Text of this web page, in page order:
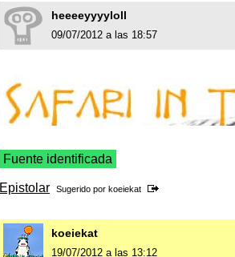
heeeeyyyyloll
09/07/2012 a las 18:57
Fuente identificada
Epistolar Sugerido por koeiekat
koeiekat
19/07/2012 a las 13:12